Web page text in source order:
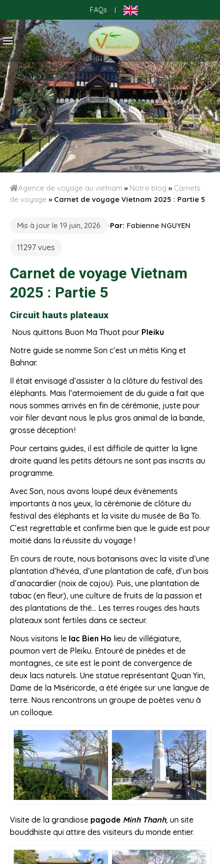
to
content
FAQs |
Agence de voyage au vietnam » Notre blog » Carnets
de voyage » Carnet de voyage Vietnam 2025 : Partie 5
Mis à jour le 19 juin, 2026 Par: Fabienne NGUYEN
11297 vues
Carnet de voyage Vietnam
2025 : Partie 5
Circuit hauts plateaux
Nous quittons Buon Ma Thuot pour Pleiku
Notre guide se nomme Son c’est un métis King et
Bahnar.
Il était envisagé d’assister à la clôture du festival des
éléphants. Mais l’atermoiement de du guide a fait que
nous sommes arrivés en fin de cérémonie, juste pour
voir filer devant nous le plus gros animal de la bande,
grosse déception !
Pour certains guides, il est difficile de quitter la ligne
droite quand les petits détours ne sont pas inscrits au
programme.
Avec Son, nous avons loupé deux évènements
importants à nos yeux, la cérémonie de clôture du
festival des éléphants et la visite du musée de Ba To.
C’est regrettable et confirme bien que le guide est pour
moitié dans la réussite du voyage !
En cours de route, nous botanisons avec la visite d’une
plantation d’hévéa, d’une plantation de café, d’un bois
d’anacardier (noix de cajou). Puis, une plantation de
tabac (en fleur), une culture de fruits de la passion et
des plantations de thé… Les terres rouges des hauts
plateaux sont fertiles dans ce secteur.
Nous visitons le lac Bien Ho lieu de villégiature,
poumon vert de Pleiku. Entouré de pinèdes et de
montagnes, ce site est le point de convergence de
deux lacs naturels. Une statue représentant Quan Yin,
Dame de la Miséricorde, a été érigée sur une langue de
terre. Nous rencontrons un groupe de poètes venu à
un colloque.
Visite de la grandiose pagode Minh Thanh, un site
bouddhiste qui attire des visiteurs du monde entier.